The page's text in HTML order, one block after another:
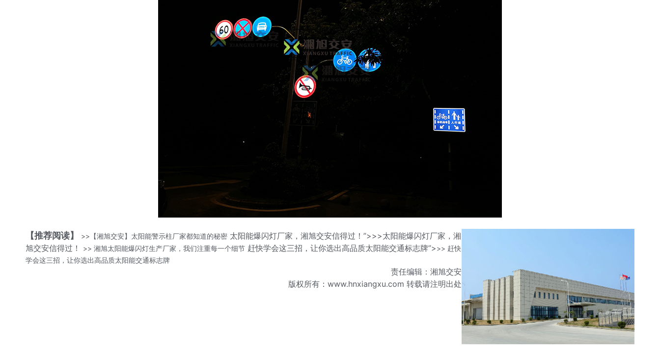
【推荐阅读】 >>【湘旭交安】太阳能警示柱厂家都知道的秘密 太阳能爆闪灯厂家，湘旭交安信得过！”>>>太阳能爆闪灯厂家，湘
旭交安信得过！
>> 湘旭太阳能爆闪灯生产厂家，我们注重每一个细节 赶快学会这三招，让你选出高品质太阳能交通标志牌”>>> 赶快
学会这三招，让你选出高品质太阳能交通标志牌
责任编辑：湘旭交安
版权所有：www.hnxiangxu.com 转载请注明出处